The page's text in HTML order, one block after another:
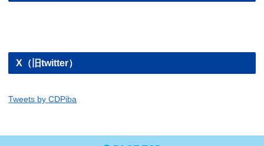
X（旧twitter）
Tweets by CDPiba